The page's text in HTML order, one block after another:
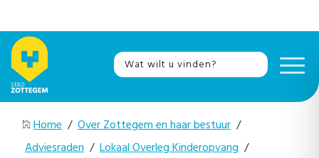
Home / Over Zottegem en haar bestuur /
Adviesraden / Lokaal Overleg Kinderopvang /